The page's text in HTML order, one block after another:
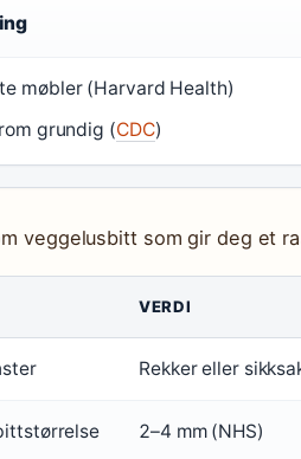
møbler (Harvard Health)
grundig (CDC)
veggelusbitt som gir deg et
VERDI
Rekker eller
2–4 mm (NHS)